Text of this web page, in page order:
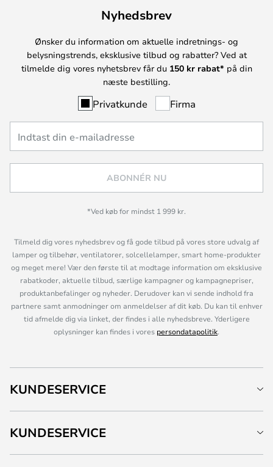
Nyhedsbrev
Ønsker du information om aktuelle indretnings- og
belysningstrends, eksklusive tilbud og rabatter? Ved at
tilmelde dig vores nyhetsbrev får du 150 kr rabat* på din
næste bestilling.
Privatkunde Firma
ABONNÉR NU
*Ved køb for mindst 1 999 kr.
Tilmeld dig vores nyhedsbrev og få gode tilbud på vores store udvalg af
lamper og tilbehør, ventilatorer, solcellelamper, smart home-produkter
og meget mere! Vær den første til at modtage information om eksklusive
rabatkoder, aktuelle tilbud, særlige kampagner og kampagnepriser,
produktanbefalinger og nyheder. Derudover kan vi sende indhold fra
partnere samt anmodninger om anmeldelser af dit køb. Du kan til enhver
tid afmelde dig via linket, der findes i alle nyhedsbreve. Yderligere
oplysninger kan findes i vores persondatapolitik.
KUNDESERVICE
KUNDESERVICE